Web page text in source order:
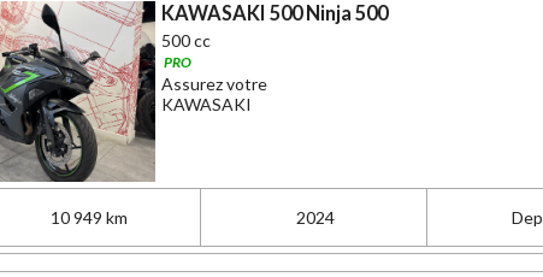
KAWASAKI 500 Ninja 500
500 cc
PRO
Assurez votre
KAWASAKI
10 949 km 2024